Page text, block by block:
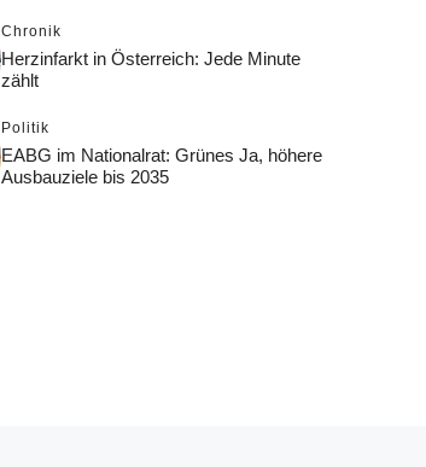
Chronik
Herzinfarkt in Österreich: Jede Minute
zählt
Politik
EABG im Nationalrat: Grünes Ja, höhere
Ausbauziele bis 2035